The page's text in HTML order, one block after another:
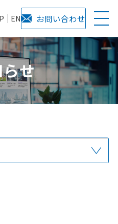
EN お問い合わせ
せ